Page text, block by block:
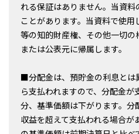
れる保証はありません。当資
ことがあります。当資料で使
等の知的財産権、その他一切
または公表元に帰属します。
■分配金は、預貯金の利息とは
ら支払われますので、分配金が
分、基準価額は下がります。
収益を超えて支払われる場合が